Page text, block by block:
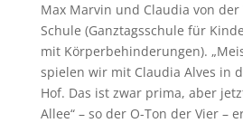
Max Marvin und Claudia von der
Schule (Ganztagsschule für
mit Körperbehinderungen).
spielen wir mit Claudia Alves in
Hof. Das ist zwar prima, aber
Allee“ – so der O-Ton der Vier –